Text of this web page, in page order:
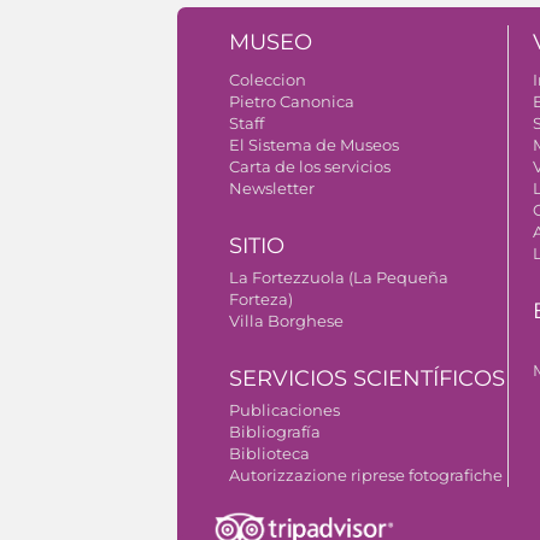
MUSEO
Coleccion
Pietro Canonica
Staff
El Sistema de Museos
Carta de los servicios
Newsletter
SITIO
La Fortezzuola (La Pequeña
Forteza)
Villa Borghese
SERVICIOS SCIENTÍFICOS
Publicaciones
Bibliografía
Biblioteca
Autorizzazione riprese fotografiche